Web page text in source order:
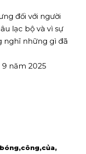
đối với người
lạc bộ và vì sự
nghĩ những gì đã
năm 2025
bóng công của